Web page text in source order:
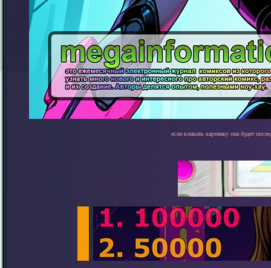
если кликать картинку она будет